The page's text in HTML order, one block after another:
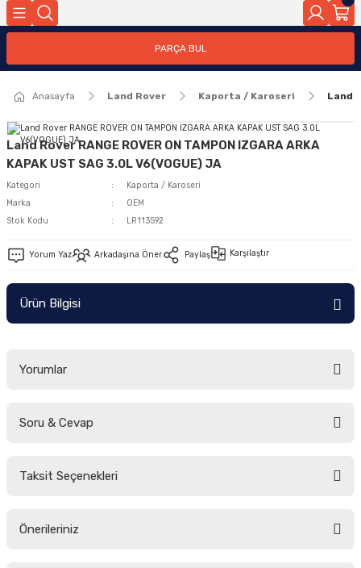
PARÇA BUL
Anasayfa Land Rover Kaporta / Karoseri Land
Land Rover RANGE ROVER ON TAMPON IZGARA ARKA
KAPAK UST SAG 3.0L V6(VOGUE) JA
Kategori
Kaporta / Karoseri
Marka
OEM
Stok Kodu
LR113592
Yorum Yaz Arkadaşına Öner Paylaş Karşılaştır
Ürün Bilgisi
Yorumlar
Soru & Cevap
Taksit Seçenekleri
Önerileriniz